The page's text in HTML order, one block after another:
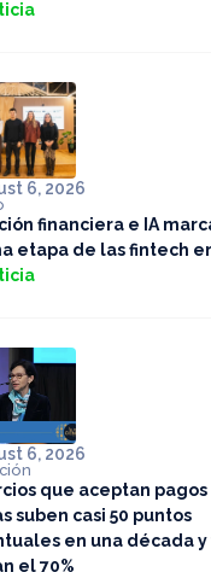
6, 2026
financiera e IA
etapa de las fintech
6, 2026
que aceptan pagos
suben casi 50 puntos
en una década y
el 70%